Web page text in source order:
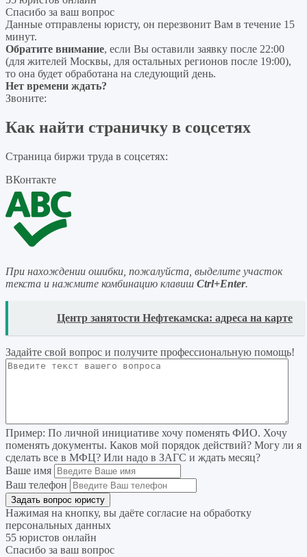
Спасибо за ваш вопрос
Данные отправлены юристу, он перезвонит Вам в течение 15
минут.
Обратите внимание, если Вы оставили заявку после 22:00
(для жителей Москвы, для остальных регионов после 19:00),
то она будет обработана на следующий день.
Нет времени ждать?
Звоните:
Как найти страничку в соцсетях
Страница биржи труда в соцсетях:
ВКонтакте
При нахождении ошибки, пожалуйста, выделите участок
текста и нажмите комбинацию клавиш Ctrl+Enter.
Центр занятости Нефтекамска: адреса на карте
Задайте свой вопрос и получите профессиональную помощь!
Пример: По личной инициативе хочу поменять ФИО. Хочу
поменять документы. Каков мой порядок действий? Могу ли я
сделать все в МФЦ? Или надо в ЗАГС и ждать месяц?
Ваше имя
Ваш телефон
Нажимая на кнопку, вы даёте согласие на обработку
персональных данных
55 юристов онлайн
Спасибо за ваш вопрос